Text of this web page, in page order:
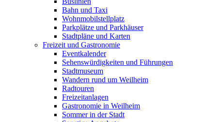
Bahn und Taxi
Wohnmobilstellplatz
Parkplätze und Parkhäuser
Stadtpläne und Karten
Freizeit und Gastronomie
Eventkalender
Sehenswürdigkeiten und Führungen
Stadtmuseum
Wandern rund um Weilheim
Radtouren
Freizeitanlagen
Gastronomie in Weilheim
Sommer in der Stadt